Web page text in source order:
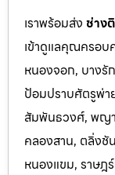
เราพร้อมส่ง ช่าง
เข้าดูแลคุณครอบ
หนองจอก, บางรั
ป้อมปราบศัตรูพ่า
สัมพันธวงศ์, พญ
คลองสาน, ตลิ่งชั
หนองแขม, ราษฎ